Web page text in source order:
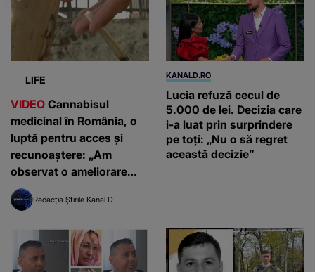
LIFE
VIDEO Cannabisul
medicinal în România, o
luptă pentru acces și
recunoaștere: „Am
observat o ameliorare
semnificativă”
Redacția Știrile Kanal D
KANALD.RO
Lucia refuză cecul de
5.000 de lei. Decizia care
i-a luat prin surprindere
pe toți: „Nu o să regret
această decizie”